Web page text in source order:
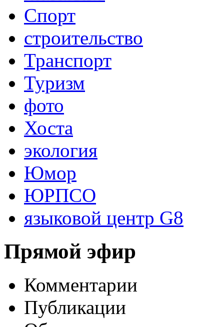
Спорт
строительство
Транспорт
Туризм
фото
Хоста
экология
Юмор
ЮРПСО
языковой центр G8
Прямой эфир
Комментарии
Публикации